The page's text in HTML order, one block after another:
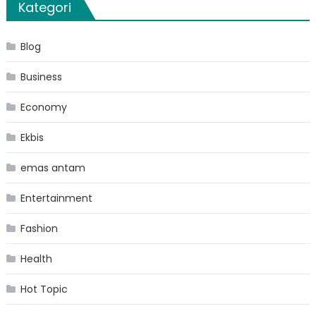
Kategori
Blog
Business
Economy
Ekbis
emas antam
Entertainment
Fashion
Health
Hot Topic